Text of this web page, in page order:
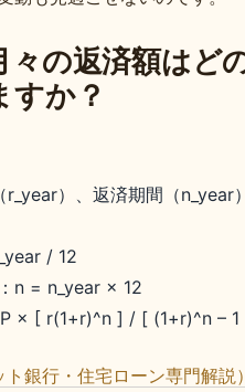
の返済額はど
すか？
r_year）、返済期間（n_year
/ 12
n = n_year × 12
× [ r(1+r)^n ] / [ (1+r)^n – 1
銀行・住宅ローン専門解説